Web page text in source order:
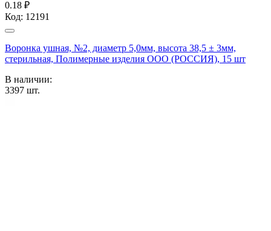
0.18 ₽
Код: 12191
Воронка ушная, №2, диаметр 5,0мм, высота 38,5 ± 3мм,
стерильная, Полимерные изделия OOO (РОССИЯ), 15 шт
В наличии:
3397 шт.